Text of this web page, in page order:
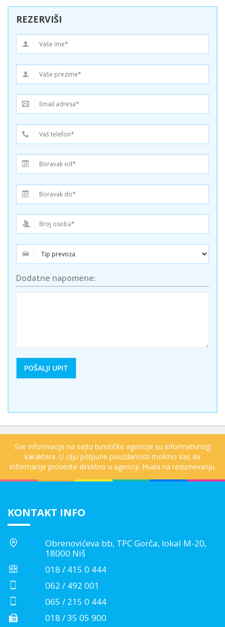
REZERVIŠI
Dodatne napomene:
Sve informacije na sajtu turističke agencije su informativnog
karaktera. U cilju potpune pouzdanosti molimo Vas da
informacije proverite direktno u agenciji. Hvala na razumevanju.
KONTAKT INFO
Obrenovićeva bb, TPC Gorča, lokal M-20,
18000 Niš
018 / 415 0 444
062 / 492 001
065 / 215 0 444
018 / 35 05 900